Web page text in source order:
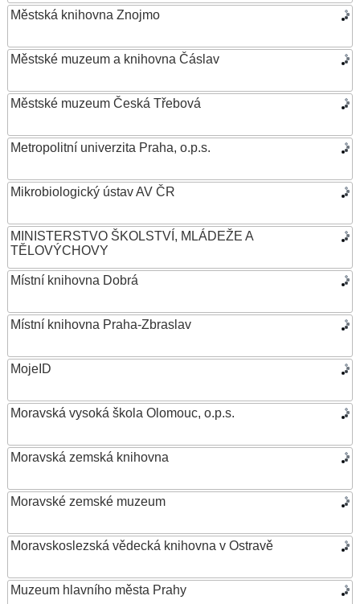
Městská knihovna Znojmo
Městské muzeum a knihovna Čáslav
Městské muzeum Česká Třebová
Metropolitní univerzita Praha, o.p.s.
Mikrobiologický ústav AV ČR
MINISTERSTVO ŠKOLSTVÍ, MLÁDEŽE A
TĚLOVÝCHOVY
Místní knihovna Dobrá
Místní knihovna Praha-Zbraslav
MojeID
Moravská vysoká škola Olomouc, o.p.s.
Moravská zemská knihovna
Moravské zemské muzeum
Moravskoslezská vědecká knihovna v Ostravě
Muzeum hlavního města Prahy